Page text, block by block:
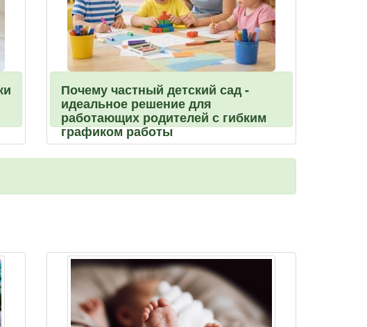
Почему частный детский сад -
идеальное решение для
работающих родителей с гибким
графиком работы